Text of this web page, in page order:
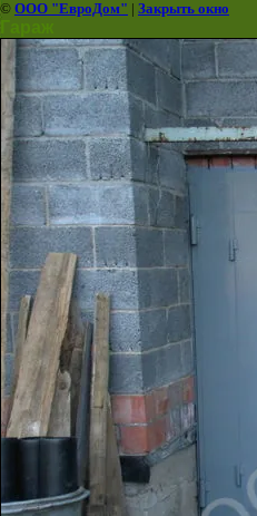
© ООО "ЕвроДом" | Закрыть окно